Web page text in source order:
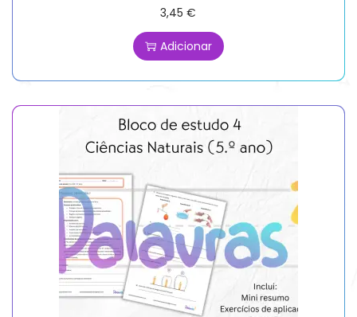
3,45€
Adicionar